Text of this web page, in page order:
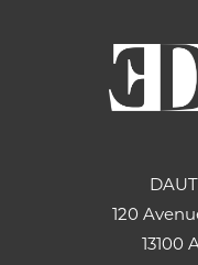
120
13100